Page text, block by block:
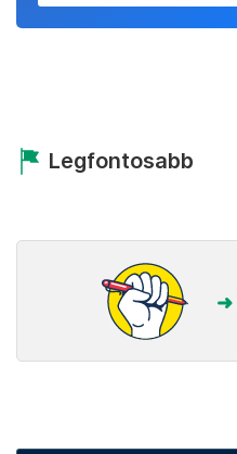
Legfontosabb